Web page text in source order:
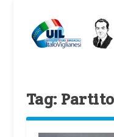
Tag: